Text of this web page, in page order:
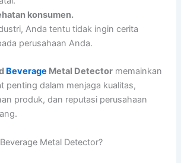
konsumen.
Anda tentu tidak ingin cerita
perusahaan Anda.
Beverage Metal Detector memainkan
penting dalam menjaga kualitas,
produk, dan reputasi perusahaan
Metal Detector?